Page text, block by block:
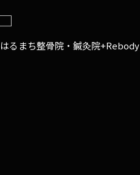
はるまち整骨院・鍼灸院+Rebody